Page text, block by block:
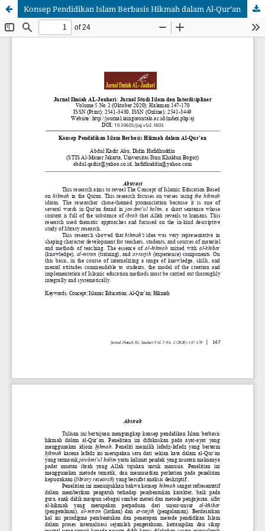
Konsep Pendidikan Islam Berbasis Hikmah dalam Al-Qur’an